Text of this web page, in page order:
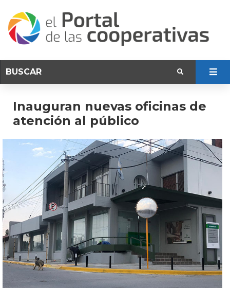
Inauguran nuevas oficinas de
atención al público